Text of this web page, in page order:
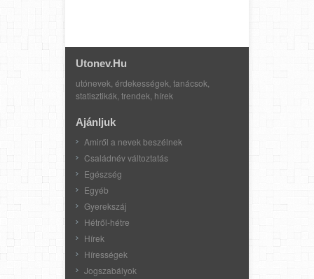
Utonev.hu
utónevek, érdekességek, tanácsok,
statisztikák, trendek, hírek
Ajánljuk
Amiről a nevek beszélnek
Családnév változtatás
Egészség
Egyéb
Gyerekszáj
Hétről-hétre
Hírek
Hírességek
Jogszabályok